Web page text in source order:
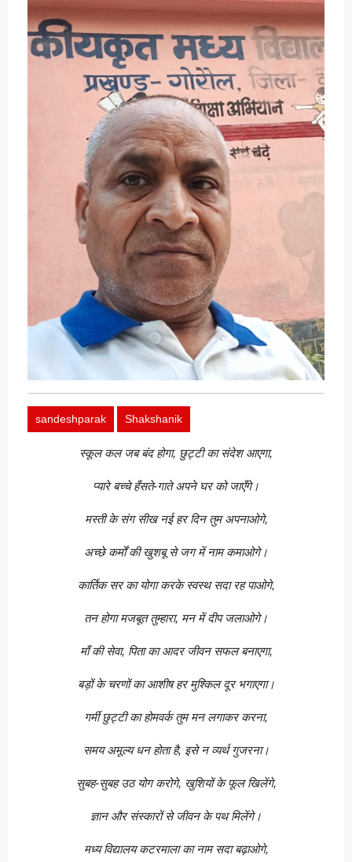
sandeshparak Shakshanik
स्कूल कल जब बंद होगा, छुट्टी का संदेश आएगा,
प्यारे बच्चे हँसते-गाते अपने घर को जाएँगे।
मस्ती के संग सीख नई हर दिन तुम अपनाओगे,
अच्छे कर्मों की खुशबू से जग में नाम कमाओगे।
कार्तिक सर का योगा करके स्वस्थ सदा रह पाओगे,
तन होगा मजबूत तुम्हारा, मन में दीप जलाओगे।
माँ की सेवा, पिता का आदर जीवन सफल बनाएगा,
बड़ों के चरणों का आशीष हर मुश्किल दूर भगाएगा।
गर्मी छुट्टी का होमवर्क तुम मन लगाकर करना,
समय अमूल्य धन होता है, इसे न व्यर्थ गुजरना।
सुबह-सुबह उठ योग करोगे, खुशियों के फूल खिलेंगे,
ज्ञान और संस्कारों से जीवन के पथ मिलेंगे।
मध्य विद्यालय कटरमाला का नाम सदा बढ़ाओगे,